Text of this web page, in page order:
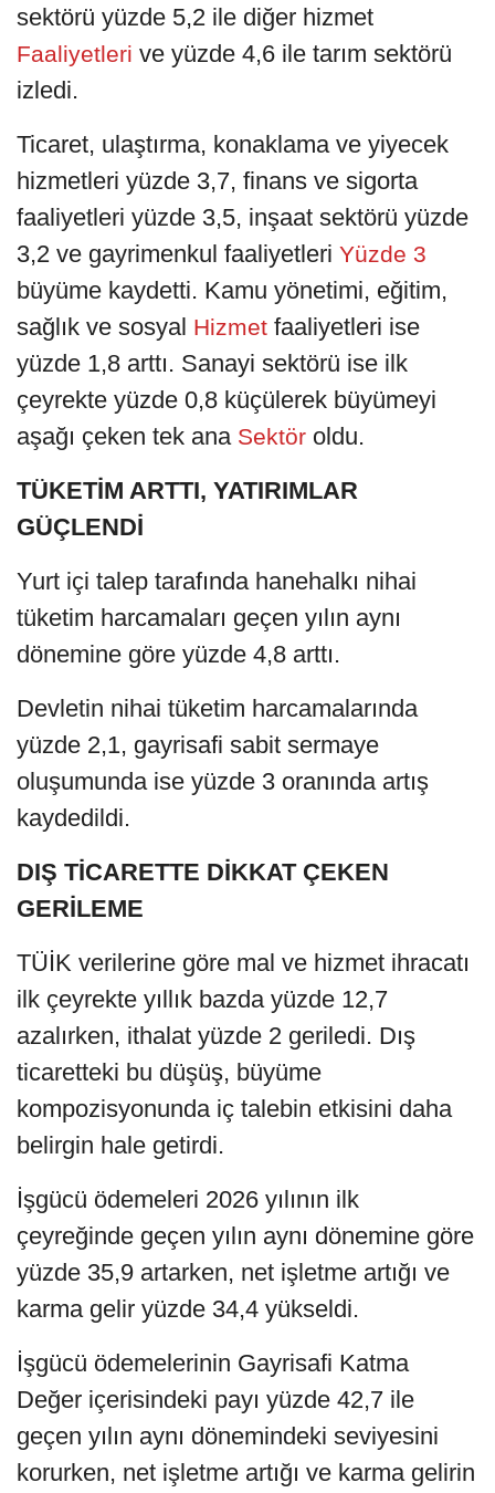
sektörü yüzde 5,2 ile diğer hizmet
Faaliyetleri ve yüzde 4,6 ile tarım sektörü
izledi.
Ticaret, ulaştırma, konaklama ve yiyecek
hizmetleri yüzde 3,7, finans ve sigorta
faaliyetleri yüzde 3,5, inşaat sektörü yüzde
3,2 ve gayrimenkul faaliyetleri Yüzde 3
büyüme kaydetti. Kamu yönetimi, eğitim,
sağlık ve sosyal Hizmet faaliyetleri ise
yüzde 1,8 arttı. Sanayi sektörü ise ilk
çeyrekte yüzde 0,8 küçülerek büyümeyi
aşağı çeken tek ana Sektör oldu.
TÜKETİM ARTTI, YATIRIMLAR
GÜÇLENDİ
Yurt içi talep tarafında hanehalkı nihai
tüketim harcamaları geçen yılın aynı
dönemine göre yüzde 4,8 arttı.
Devletin nihai tüketim harcamalarında
yüzde 2,1, gayrisafi sabit sermaye
oluşumunda ise yüzde 3 oranında artış
kaydedildi.
DIŞ TİCARETTE DİKKAT ÇEKEN
GERİLEME
TÜİK verilerine göre mal ve hizmet ihracatı
ilk çeyrekte yıllık bazda yüzde 12,7
azalırken, ithalat yüzde 2 geriledi. Dış
ticaretteki bu düşüş, büyüme
kompozisyonunda iç talebin etkisini daha
belirgin hale getirdi.
İşgücü ödemeleri 2026 yılının ilk
çeyreğinde geçen yılın aynı dönemine göre
yüzde 35,9 artarken, net işletme artığı ve
karma gelir yüzde 34,4 yükseldi.
İşgücü ödemelerinin Gayrisafi Katma
Değer içerisindeki payı yüzde 42,7 ile
geçen yılın aynı dönemindeki seviyesini
korurken, net işletme artığı ve karma gelirin